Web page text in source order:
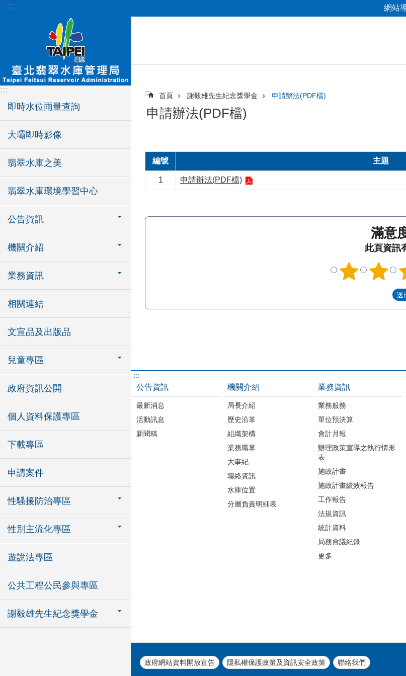
跳到主要內容區塊
::: 網站
:::
即時水位雨量查詢
大壩即時影像
翡翠水庫之美
翡翠水庫環境學習中心
公告資訊
機關介紹
業務資訊
相關連結
文宣品及出版品
兒童專區
政府資訊公開
個人資料保護專區
下載專區
申請案件
性騷擾防治專區
性別主流化專區
遊說法專區
公共工程公民參與專區
謝毅雄先生紀念獎學金
::: 首頁 謝毅雄先生紀念獎學金 申請辦法(PDF檔)
申請辦法(PDF檔)
編號 主題
1 申請辦法(PDF檔)
滿意
此頁資訊
:::
公告資訊
最新消息
活動訊息
新聞稿
機關介紹
局長介紹
歷史沿革
組織架構
業務職掌
大事紀
聯絡資訊
水庫位置
分層負責明細表
業務資訊
業務服務
單位預決算
會計月報
辦理政策宣導之執行情形
表
施政計畫
施政計畫績效報告
工作報告
法規資訊
統計資料
局務會議紀錄
更多...
政府網站資料開放宣告 隱私權保護政策及資訊安全政策 聯絡我們